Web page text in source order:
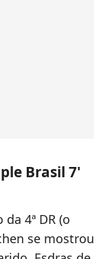
Brasil 7'
4ª DR (o
se mostrou